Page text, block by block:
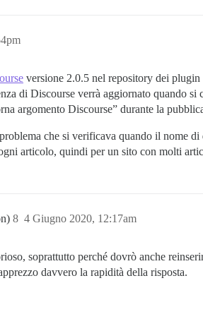
versione 2.0.5 nel repository dei
di Discourse verrà aggiornato quando
argomento Discourse” durante la
che si verificava quando il nome
articolo, quindi per un sito con molti
4 Giugno 2020, 12:17am
8
soprattutto perché dovrò anche
davvero la rapidità della risposta.